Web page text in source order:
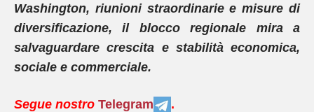
Washington, riunioni straordinarie e misure di
diversificazione, il blocco regionale mira a
salvaguardare crescita e stabilità economica,
sociale e commerciale.
Segue nostro Telegram .